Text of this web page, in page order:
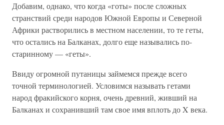
Добавим, однако, что когда «готы» после сложных
странствий среди народов Южной Европы и Северной
Африки растворились в местном населении, то те геты,
что остались на Балканах, долго еще назывались по-
старинному — «геты».
Ввиду огромной путаницы займемся прежде всего
точной терминологией. Условимся называть гетами
народ фракийского корня, очень древний, живший на
Балканах и сохранивший там свое имя вплоть до X века.